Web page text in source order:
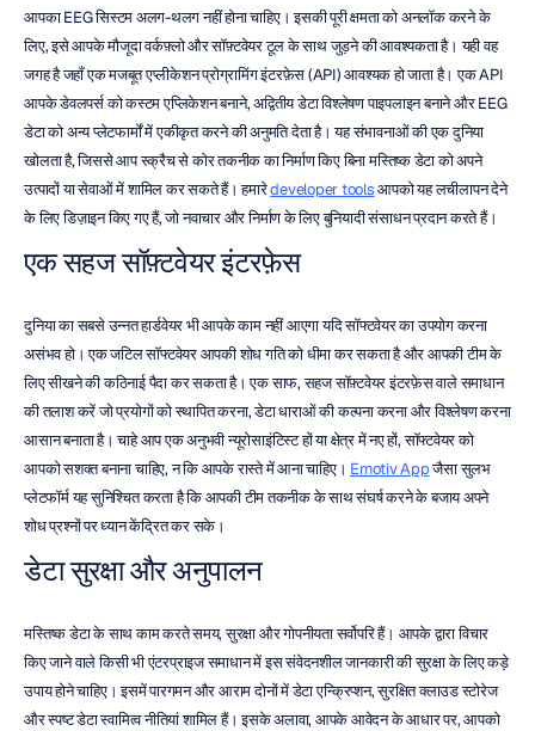
आपका EEG सिस्टम अलग-थलग नहीं होना चाहिए। इसकी पूरी क्षमता को अनलॉक करने के
लिए, इसे आपके मौजूदा वर्कफ़्लो और सॉफ़्टवेयर टूल के साथ जुड़ने की आवश्यकता है। यही वह
जगह है जहाँ एक मजबूत एप्लीकेशन प्रोग्रामिंग इंटरफ़ेस (API) आवश्यक हो जाता है। एक API
आपके डेवलपर्स को कस्टम एप्लिकेशन बनाने, अद्वितीय डेटा विश्लेषण पाइपलाइन बनाने और EEG
डेटा को अन्य प्लेटफार्मों में एकीकृत करने की अनुमति देता है। यह संभावनाओं की एक दुनिया
खोलता है, जिससे आप स्क्रैच से कोर तकनीक का निर्माण किए बिना मस्तिष्क डेटा को अपने
उत्पादों या सेवाओं में शामिल कर सकते हैं। हमारे developer tools आपको यह लचीलापन देने
के लिए डिज़ाइन किए गए हैं, जो नवाचार और निर्माण के लिए बुनियादी संसाधन प्रदान करते हैं।
एक सहज सॉफ़्टवेयर इंटरफ़ेस
दुनिया का सबसे उन्नत हार्डवेयर भी आपके काम नहीं आएगा यदि सॉफ्टवेयर का उपयोग करना
असंभव हो। एक जटिल सॉफ्टवेयर आपकी शोध गति को धीमा कर सकता है और आपकी टीम के
लिए सीखने की कठिनाई पैदा कर सकता है। एक साफ, सहज सॉफ़्टवेयर इंटरफ़ेस वाले समाधान
की तलाश करें जो प्रयोगों को स्थापित करना, डेटा धाराओं की कल्पना करना और विश्लेषण करना
आसान बनाता है। चाहे आप एक अनुभवी न्यूरोसाइंटिस्ट हों या क्षेत्र में नए हों, सॉफ्टवेयर को
आपको सशक्त बनाना चाहिए, न कि आपके रास्ते में आना चाहिए। Emotiv App जैसा सुलभ
प्लेटफॉर्म यह सुनिश्चित करता है कि आपकी टीम तकनीक के साथ संघर्ष करने के बजाय अपने
शोध प्रश्नों पर ध्यान केंद्रित कर सके।
डेटा सुरक्षा और अनुपालन
मस्तिष्क डेटा के साथ काम करते समय, सुरक्षा और गोपनीयता सर्वोपरि हैं। आपके द्वारा विचार
किए जाने वाले किसी भी एंटरप्राइज समाधान में इस संवेदनशील जानकारी की सुरक्षा के लिए कड़े
उपाय होने चाहिए। इसमें पारगमन और आराम दोनों में डेटा एन्क्रिप्शन, सुरक्षित क्लाउड स्टोरेज
और स्पष्ट डेटा स्वामित्व नीतियां शामिल हैं। इसके अलावा, आपके आवेदन के आधार पर, आपको